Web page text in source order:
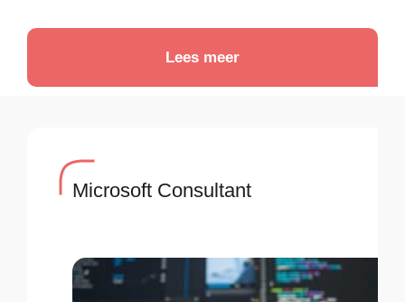
Lees meer
Microsoft Consultant